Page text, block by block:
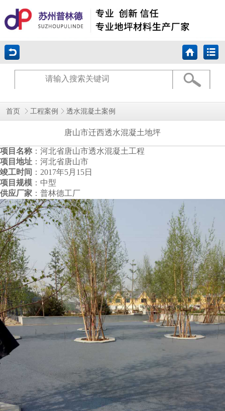
首页 工程案例 透水混凝土案例
唐山市迁西透水混凝土地坪
项目名称 ：河北省唐山市透水混凝土工程
项目地址 ：河北省唐山市
竣工时间 ：2017年5月15日
项目规模 ：中型
供应厂家 ：普林德工厂